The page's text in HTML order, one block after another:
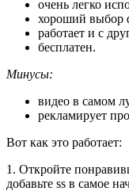
очень легко
хороший выбор
работает и с
бесплатен.
Минусы:
видео в самом
рекламирует
Вот как это работает:
1. Откройте
добавьте ss в самое